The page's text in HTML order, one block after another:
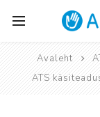
Avaleht
ATS